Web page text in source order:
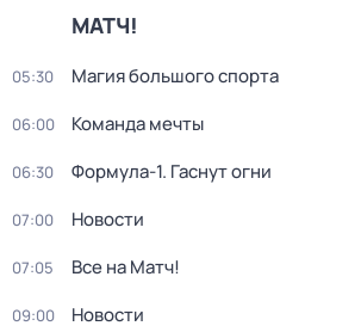
МАТЧ!
05:30 Магия большого спорта
06:00 Команда мечты
06:30 Формула-1. Гаснут огни
07:00 Новости
07:05 Все на Матч!
09:00 Новости